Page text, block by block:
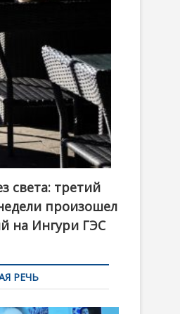
света: третий
произошел
на Ингури ГЭС
РЕЧЬ